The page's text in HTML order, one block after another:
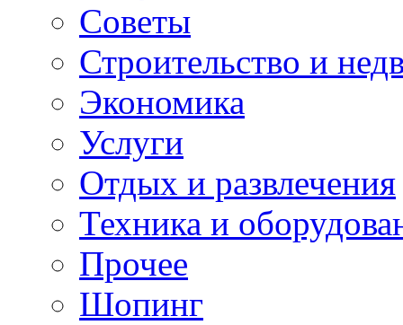
Советы
Строительство и
Экономика
Услуги
Отдых и развлечения
Техника и
Прочее
Шопинг